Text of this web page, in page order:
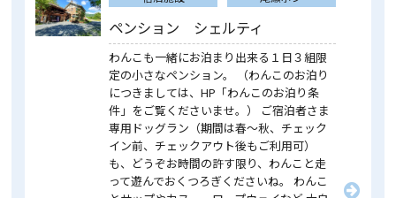
ペンション シェルティ
わんこも一緒にお泊まり出来る１日３組限
定の小さなペンション。 （わんこのお泊り
につきましては、HP「わんこのお泊り条
件」をご覧くださいませ。） ご宿泊者さま
専用ドッグラン（期間は春〜秋、チェック
イン前、チェックアウト後もご利用可）
も、どうぞお時間の許す限り、わんこと走
って遊んでおくつろぎくださいね。 わんこ